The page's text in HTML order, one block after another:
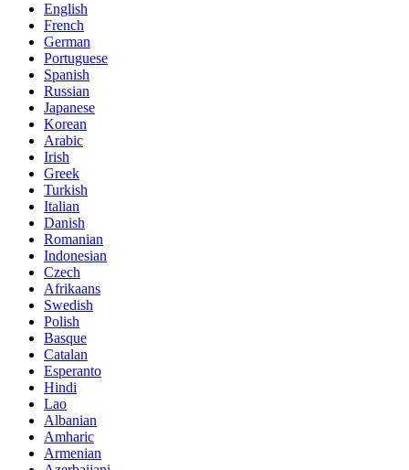
English
French
German
Portuguese
Spanish
Russian
Japanese
Korean
Arabic
Irish
Greek
Turkish
Italian
Danish
Romanian
Indonesian
Czech
Afrikaans
Swedish
Polish
Basque
Catalan
Esperanto
Hindi
Lao
Albanian
Amharic
Armenian